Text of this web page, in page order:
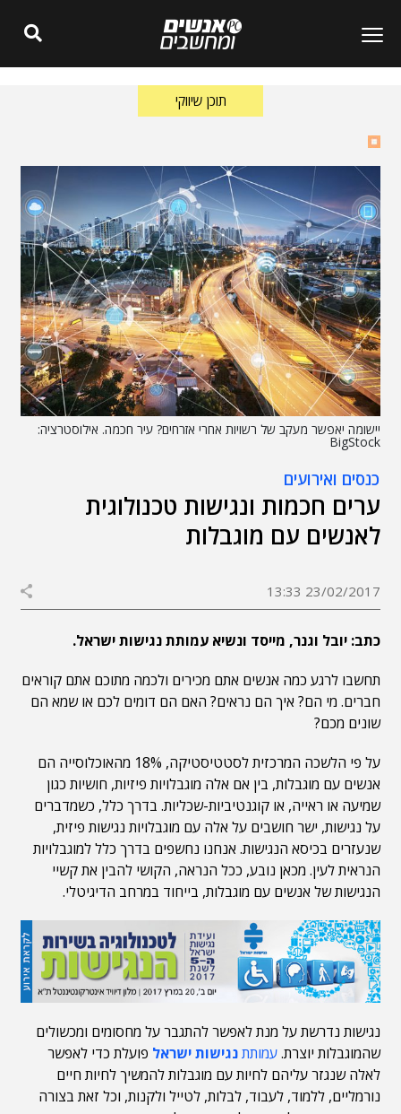
תוכן שיווקי
יישומה יאפשר מעקב של רשויות אחרי אזרחים? עיר חכמה. אילוסטרציה:
BigStock
כנסים ואירועים
ערים חכמות ונגישות טכנולוגית
לאנשים עם מוגבלות
23/02/2017 13:33
כתב: יובל וגנר, מייסד ונשיא עמותת נגישות ישראל.
תחשבו לרגע כמה אנשים אתם מכירים ולכמה מתוכם אתם קוראים
חברים. מי הם? איך הם נראים? האם הם דומים לכם או שמא הם
שונים מכם?
על פי הלשכה המרכזית לסטטיסטיקה, 18% מהאוכלוסייה הם
אנשים עם מוגבלות, בין אם אלה מוגבלויות פיזיות, חושיות כגון
שמיעה או ראייה, או קוגנטיביות-שכליות. בדרך כלל, כשמדברים
על נגישות, ישר חושבים על אלה עם מוגבלויות נגישות פיזית,
שנעזרים בכיסא הנגישות. אנחנו נחשפים בדרך כלל למוגבלויות
הנראית לעין. מכאן נובע, ככל הנראה, הקושי להבין את קשיי
הנגישות של אנשים עם מוגבלות, בייחוד במרחב הדיגיטלי.
נגישות נדרשת על מנת לאפשר להתגבר על מחסומים ומכשולים
שהמוגבלות יוצרת.עמותתנגישות ישראל פועלת כדי לאפשר
לאלה שנגזר עליהם לחיות עם מוגבלות להמשיך לחיות חיים
נורמליים, ללמוד, לעבוד, לבלות, לטייל ולקנות, וכל זאת בצורה